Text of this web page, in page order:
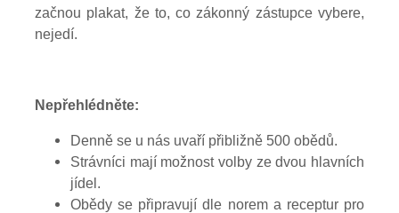
začnou plakat, že to, co zákonný zástupce vybere,
nejedí.
Nepřehlédněte:
Denně se u nás uvaří přibližně 500 obědů.
Strávníci mají možnost volby ze dvou hlavních
jídel.
Obědy se připravují dle norem a receptur pro